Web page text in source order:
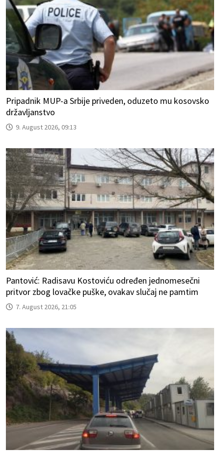
Pripadnik MUP-a Srbije priveden, oduzeto mu kosovsko
državljanstvo
9. August 2026, 09:13
Pantović: Radisavu Kostoviću određen jednomesečni
pritvor zbog lovačke puške, ovakav slučaj ne pamtim
7. August 2026, 21:05